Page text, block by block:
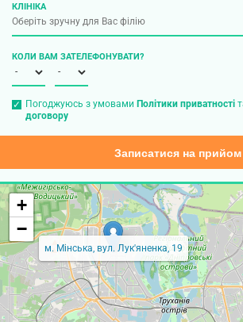
гостра або хронічна недостатність
вегето-судинна дистонія;
артеріальна гіпертензія;
часті запаморочення або втрати
шум у голові;
порушення рівноваги та часті падіння.
Доплер судин верхніх і нижніх кінцівок
такі симптоми:
кульгавість, яку спричиняє біль у
надмірна чутливість до зміни
оніміння;
варикозні вени та вузли;
відчуття важкості та набряки;
КЛІНІКА
КОЛИ ВАМ ЗАТЕЛЕФОНУВАТИ?
Погоджуюсь з умовами Політики приватності
договору
Записатися на прийом
м. Мінська, вул. Лук'яненка, 19
+
−